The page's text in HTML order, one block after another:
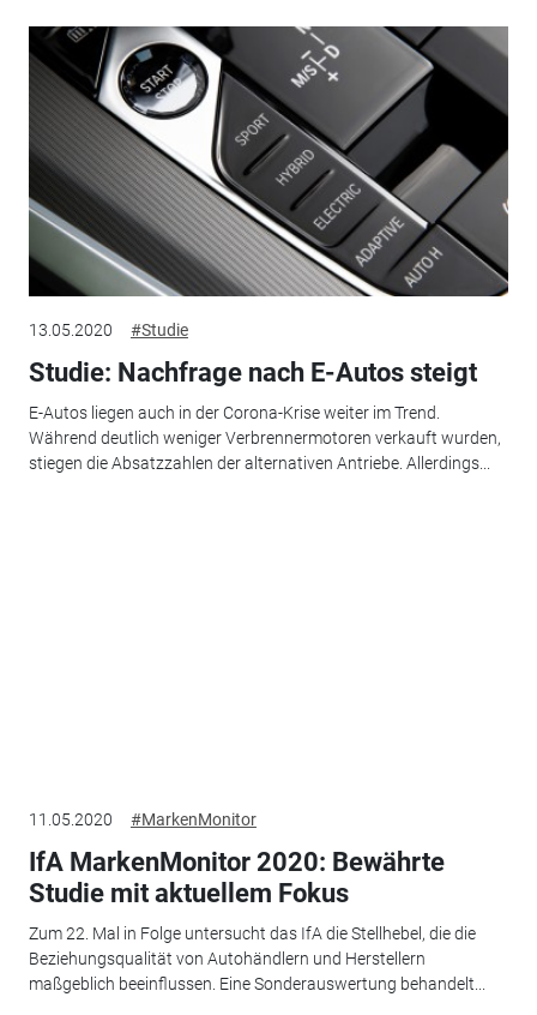
13.05.2020 #Studie
Studie: Nachfrage nach E-Autos steigt
E-Autos liegen auch in der Corona-Krise weiter im Trend.
Während deutlich weniger Verbrennermotoren verkauft wurden,
stiegen die Absatzzahlen der alternativen Antriebe. Allerdings...
11.05.2020 #MarkenMonitor
IfA MarkenMonitor 2020: Bewährte
Studie mit aktuellem Fokus
Zum 22. Mal in Folge untersucht das IfA die Stellhebel, die die
Beziehungsqualität von Autohändlern und Herstellern
maßgeblich beeinflussen. Eine Sonderauswertung behandelt...